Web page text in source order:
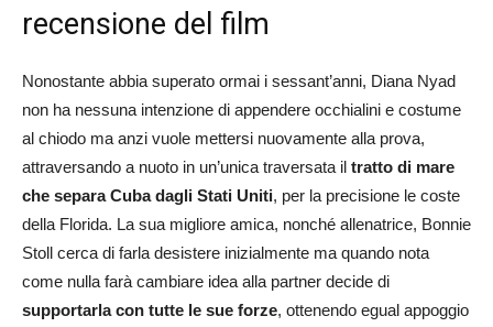
recensione del film
Nonostante abbia superato ormai i sessant’anni, Diana Nyad
non ha nessuna intenzione di appendere occhialini e costume
al chiodo ma anzi vuole mettersi nuovamente alla prova,
attraversando a nuoto in un’unica traversata il tratto di mare
che separa Cuba dagli Stati Uniti, per la precisione le coste
della Florida. La sua migliore amica, nonché allenatrice, Bonnie
Stoll cerca di farla desistere inizialmente ma quando nota
come nulla farà cambiare idea alla partner decide di
supportarla con tutte le sue forze, ottenendo egual appoggio